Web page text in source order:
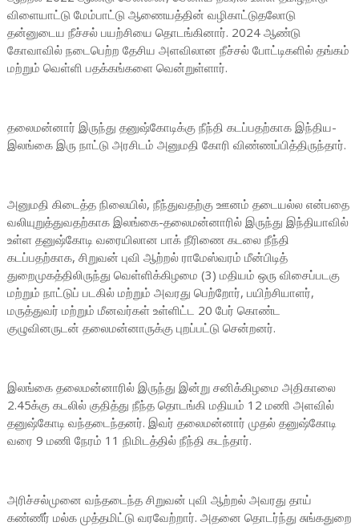
விளையாட்டு மேம்பாட்டு ஆணையத்தின் வழிகாட்டுதலோடு
தன்னுடைய நீச்சல் பயற்சியை தொடங்கினார். 2024 ஆண்டு
கோவாவில் நடைபெற்ற தேசிய அளவிலான நீச்சல் போட்டிகளில் தங்கம்
மற்றும் வெள்ளி பதக்கங்களை வென்றுள்ளார்.
தலைமன்னார் இருந்து தனுஷ்கோடிக்கு நீந்தி கடப்பதற்காக இந்திய-
இலங்கை இரு நாட்டு அரசிடம் அனுமதி கோரி விண்ணப்பித்திருந்தார்.
அனுமதி கிடைத்த நிலையில், நீந்துவதற்கு ஊனம் தடையல்ல என்பதை
வலியுறுத்துவதற்காக இலங்கை-தலைமன்னாரில் இருந்து இந்தியாவில்
உள்ள தனுஷ்கோடி வரையிலான பாக் நீரிணை கடலை நீந்தி
கடப்பதற்காக, சிறுவன் புவி ஆற்றல் ராமேஸ்வரம் மீன்பிடித்
துறைமுகத்திலிருந்து வெள்ளிக்கிழமை (3) மதியம் ஒரு விசைப்படகு
மற்றும் நாட்டுப் படகில் மற்றும் அவரது பெற்றோர், பயிற்சியாளர்,
மருத்துவர் மற்றும் மீனவர்கள் உள்ளிட்ட 20 பேர் கொண்ட
குழுவினருடன் தலைமன்னாருக்கு புறப்பட்டு சென்றனர்.
இலங்கை தலைமன்னாரில் இருந்து இன்று சனிக்கிழமை அதிகாலை
2.45க்கு கடலில் குதித்து நீந்த தொடங்கி மதியம் 12 மணி அளவில்
தனுஷ்கோடி வந்தடைந்தனர். இவர் தலைமன்னார் முதல் தனுஷ்கோடி
வரை 9 மணி நேரம் 11 நிமிடத்தில் நீந்தி கடந்தார்.
அரிச்சல்முனை வந்தடைந்த சிறுவன் புவி ஆற்றல் அவரது தாய்
கண்ணீர் மல்க முத்தமிட்டு வரவேற்றார். அதனை தொடர்ந்து சுங்கதுறை